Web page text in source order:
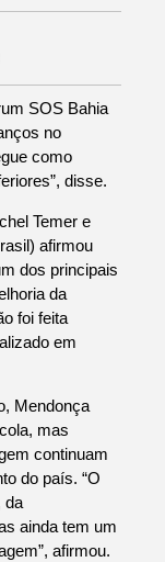
SOS Bahia
no
como
disse.
Temer e
afirmou
dos principais
da
foi feita
em
Mendonça
mas
continuam
do país. “O
da
ainda tem um
afirmou.